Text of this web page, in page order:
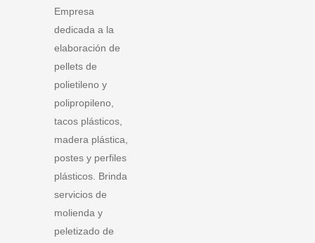
Empresa
dedicada a la
elaboración de
pellets de
polietileno y
polipropileno,
tacos plásticos,
madera plástica,
postes y perfiles
plásticos. Brinda
servicios de
molienda y
peletizado de